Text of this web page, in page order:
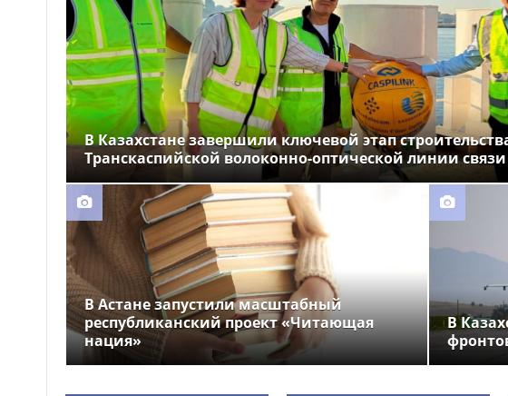
устроили праздник для
крокодила
12:26
Почти 12 тысяч км
электросетей отремонтировали
в Казахстане
В Казахстане завершили ключевой этап
Транскаспийской волоконно-оптической линии связи
В Астане запустили масштабный
республиканский проект «Читающая
нация»
В